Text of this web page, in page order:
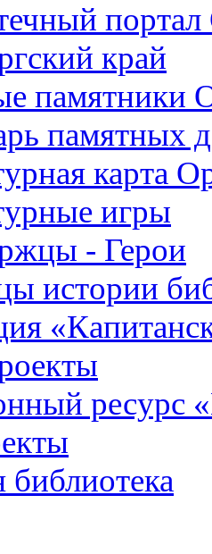
портал
край
памятники
памятных
карта
игры
- Герои
истории
ресурс